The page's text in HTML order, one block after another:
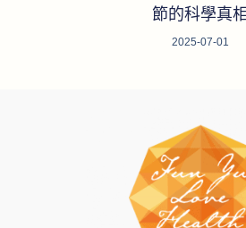
節的科學真相
2025-07-01